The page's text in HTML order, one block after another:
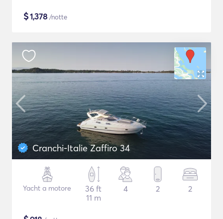
$1,378 /notte
Cranchi-Italie Zaffiro 34
Yacht a motore
36 ft
11 m
4 2 2